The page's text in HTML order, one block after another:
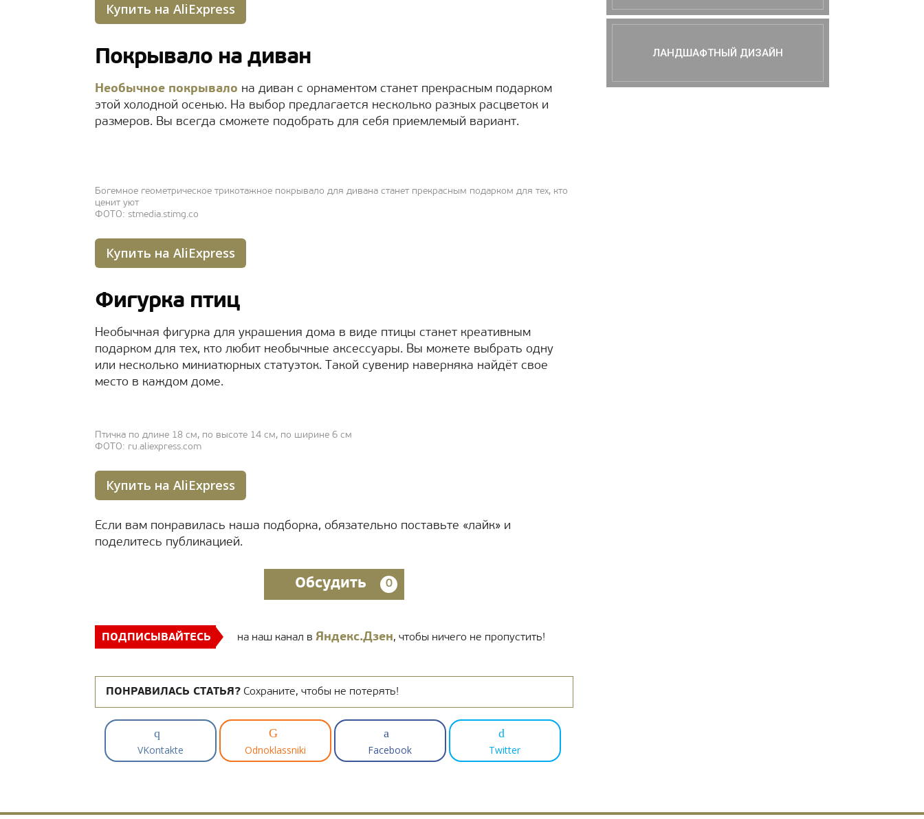
Купить на AliExpress
Покрывало на диван
Необычное покрывало на диван с орнаментом станет прекрасным подарком
этой холодной осенью. На выбор предлагается несколько разных расцветок и
размеров. Вы всегда сможете подобрать для себя приемлемый вариант.
Богемное геометрическое трикотажное покрывало для дивана станет прекрасным подарком для тех, кто
ценит уют
ФОТО: stmedia.stimg.co
Купить на AliExpress
Фигурка птиц
Необычная фигурка для украшения дома в виде птицы станет креативным
подарком для тех, кто любит необычные аксессуары. Вы можете выбрать одну
или несколько миниатюрных статуэток. Такой сувенир наверняка найдёт свое
место в каждом доме.
Птичка по длине 18 см, по высоте 14 см, по ширине 6 см
ФОТО: ru.aliexpress.com
Купить на AliExpress
Если вам понравилась наша подборка, обязательно поставьте «лайк» и
поделитесь публикацией.
Обсудить 0
ПОДПИСЫВАЙТЕСЬ на наш канал в Яндекс.Дзен, чтобы ничего не пропустить!
ПОНРАВИЛАСЬ СТАТЬЯ? Сохраните, чтобы не потерять!
VKontakte Odnoklassniki Facebook Twitter
ЛАНДШАФТНЫЙ ДИЗАЙН